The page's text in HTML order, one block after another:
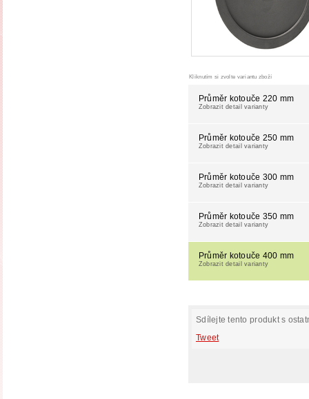
Kliknutím si zvolte variantu zboží
Průměr kotouče 220 mm
Zobrazit detail varianty
Průměr kotouče 250 mm
Zobrazit detail varianty
Průměr kotouče 300 mm
Zobrazit detail varianty
Průměr kotouče 350 mm
Zobrazit detail varianty
Průměr kotouče 400 mm
Zobrazit detail varianty
Sdílejte tento produkt s
Tweet